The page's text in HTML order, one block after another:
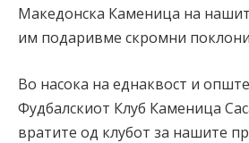
Македонска Каменица на
им подаривме скромни
Во насока на еднаквост и
Фудбалскиот Клуб Каменица
вратите од клубот за нашите